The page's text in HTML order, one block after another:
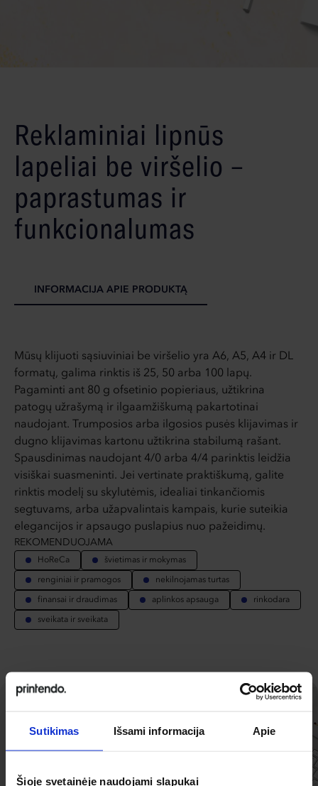
Sutikimas Išsami informacija Apie
Šioje svetainėje naudojami slapukai
Reklaminiai lipnūs
lapeliai be viršelio –
paprastumas ir
funkcionalumas
INFORMACIJA APIE PRODUKTĄ
Mūsų klijuoti sąsiuviniai be viršelio yra A6, A5, A4 ir DL
formatų, galima rinktis iš 25, 50 arba 100 lapų.
Pagaminti ant 80 g ofsetinio popieriaus, užtikrina
patogų užrašymą ir ilgaamžiškumą pakartotinai
naudojant. Trumposios arba ilgosios pusės klijavimas ir
dugno klijavimas kartonu užtikrina stabilumą rašant.
Spausdinimas naudojant 4/0 arba 4/4 parinktis leidžia
visiškai suasmeninti. Jei vertinate praktiškumą, galite
rinktis modelį su skylutėmis, idealiai tinkančiomis
segtuvams, arba užapvalintais kampais, kurie suteikia
elegancijos ir apsaugo puslapius nuo pažeidimų.
REKOMENDUOJAMA
HoReCa švietimas ir mokymas
renginiai ir pramogos nekilnojamas turtas
finansai ir draudimas aplinkos apsauga rinkodara
sveikata ir sveikata